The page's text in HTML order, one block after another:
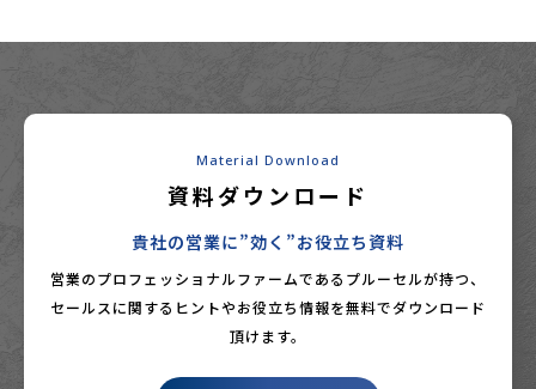
Material Download
資料ダウンロード
貴社の営業に”効く”お役立ち資料
営業のプロフェッショナルファームであるプルーセルが持つ、
セールスに関するヒントやお役立ち情報を無料でダウンロード
頂けます。